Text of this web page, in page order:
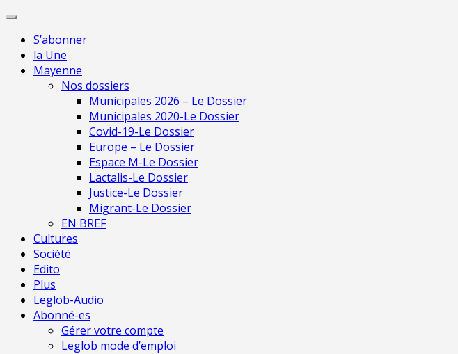
Skip
contentS’abonner
la Une
Mayenne
Nos dossiers
Municipales 2026 – Le Dossier
Municipales 2020-Le Dossier
Covid-19-Le Dossier
Europe – Le Dossier
Espace M-Le Dossier
Lactalis-Le Dossier
Justice-Le Dossier
Migrant-Le Dossier
EN BREF
Cultures
Société
Edito
Plus
Leglob-Audio
Abonné-es
Gérer votre compte
Leglob mode d’emploi